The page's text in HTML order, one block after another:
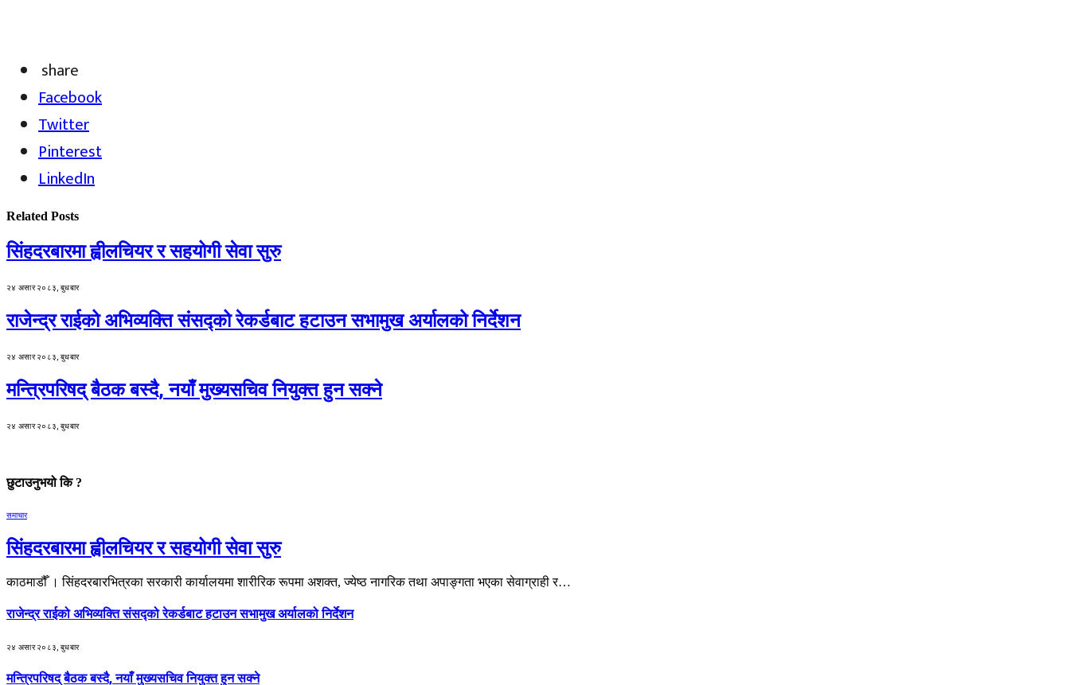
share
Facebook
Twitter
Pinterest
LinkedIn
Related Posts
सिंहदरबारमा ह्वीलचियर र सहयोगी सेवा सुरु
२४ असार २०८३, बुधबार
राजेन्द्र राईको अभिव्यक्ति संसद्को रेकर्डबाट हटाउन सभामुख अर्यालको निर्देशन
२४ असार २०८३, बुधबार
मन्त्रिपरिषद् बैठक बस्दै, नयाँ मुख्यसचिव नियुक्त हुन सक्ने
२४ असार २०८३, बुधबार
छुटाउनुभयो कि ?
समाचार
सिंहदरबारमा ह्वीलचियर र सहयोगी सेवा सुरु
काठमाडौँ । सिंहदरबारभित्रका सरकारी कार्यालयमा शारीरिक रूपमा अशक्त, ज्येष्ठ नागरिक तथा अपाङ्गता भएका सेवाग्राही र…
राजेन्द्र राईको अभिव्यक्ति संसद्को रेकर्डबाट हटाउन सभामुख अर्यालको निर्देशन
२४ असार २०८३, बुधबार
मन्त्रिपरिषद् बैठक बस्दै, नयाँ मुख्यसचिव नियुक्त हुन सक्ने